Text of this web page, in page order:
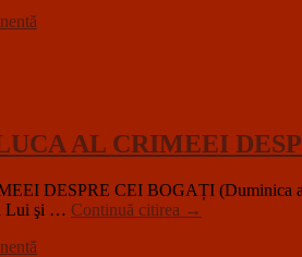
AL CRIMEEI
DESPRE CEI BOGAȚI (Duminica a
Lui şi … Continuă citirea →